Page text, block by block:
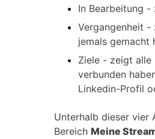
In Bearbeitung
Vergangenheit -
jemals gemacht
Ziele - zeigt alle
verbunden
Linkedin-Profil
Unterhalb dieser vier
Bereich Meine